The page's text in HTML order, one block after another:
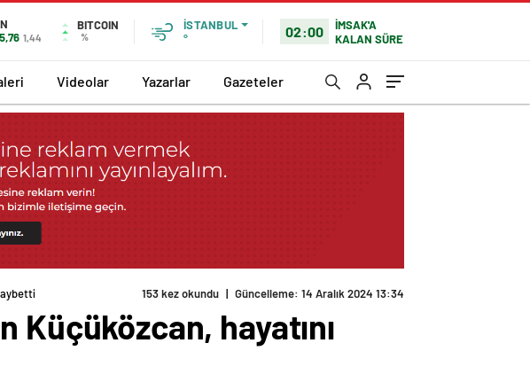
1,44
BITCOIN
%
İSTANBUL
°
02:00
İMSAK'A
KALAN SÜRE
Videolar Yazarlar Gazeteler
153 kez okundu | Güncelleme: 14 Aralık 2024 13:34
Küçüközcan, hayatını